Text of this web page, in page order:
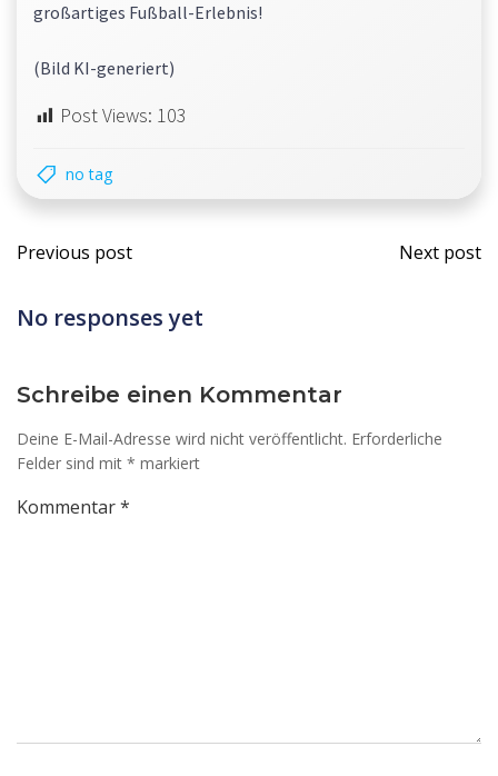
großartiges Fußball-Erlebnis!
(Bild KI-generiert)
Post Views: 103
no tag
Post
navigation
Previous post
Post
Next post
No responses yet
Schreibe einen Kommentar
Deine E-Mail-Adresse wird nicht veröffentlicht. Erforderliche
Felder sind mit * markiert
Kommentar*